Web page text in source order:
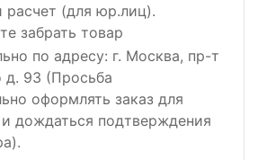
расчет (для юр.лиц).
забрать товар
по адресу: г. Москва, пр-т
д. 93 (Просьба
оформлять заказ для
дождаться подтверждения